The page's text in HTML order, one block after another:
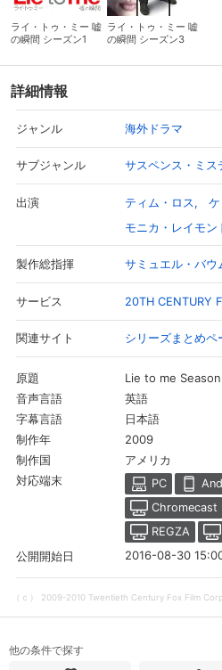
会員設定 会員情報
会員情報変更
基本情報
ジットカ
決済方法変更 決済方法
ライ・トゥ・ミー 嘘
の瞬間 シーズン1
ライ・トゥ・ミー 嘘
の瞬間 シーズン3
詳細情報
ジャンル 海外ドラマ
サブジャンル サスペンス・ミス
出演 ティム・ロス
モニカ・レイモン
製作総指揮 サミュエル・バウ
サービス 20TH CENTURY
関連サイト シリーズまとめペ
原題 Lie to me
音声言語 英語
字幕言語 日本語
制作年 2009
制作国 アメリカ
対応端末 PC
Chromecast
REGZA
公開開始日
2016-08-30
（ｃ） 2009-2010 Twentieth Century Fox Film
他の条件で探す